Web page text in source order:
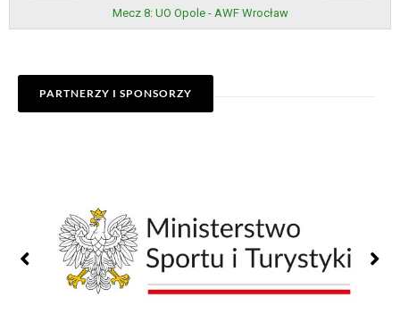
Mecz 8: UO Opole - AWF Wrocław
PARTNERZY I SPONSORZY